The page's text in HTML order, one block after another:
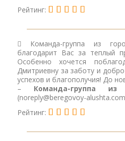
Рейтинг:
Команда-группа из
благодарит Вас за теплый
Особенно хочется
Дмитриевну за заботу и
успехов и благополучия! До
– Команда-группа
(noreply@beregovoy-
Рейтинг: